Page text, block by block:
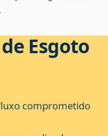
Esgoto
comprometido